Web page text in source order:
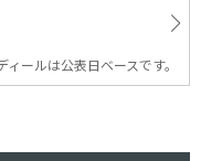
ールは公表日ベースです。